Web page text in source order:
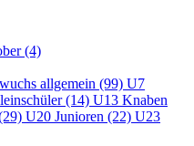
(4)
allgemein (99) U7
(14) U13 Knaben
U20 Junioren (22) U23